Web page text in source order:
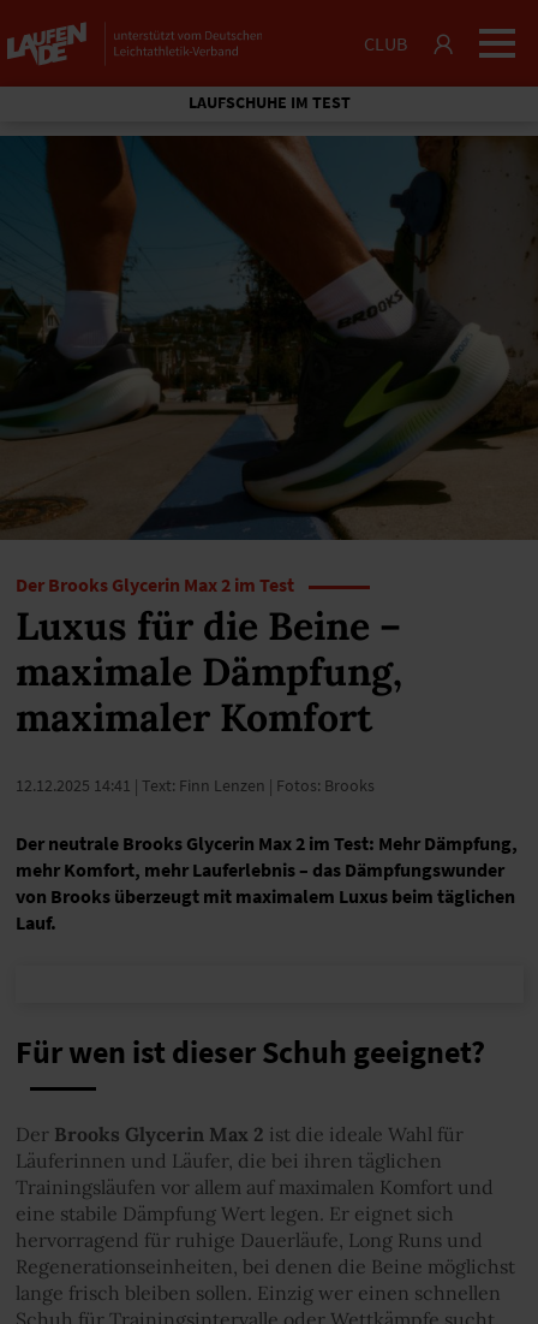
CLUB
LAUFSCHUHE IM TEST
Der Brooks Glycerin Max 2 im Test
Luxus für die Beine –
maximale Dämpfung,
maximaler Komfort
12.12.2025 14:41 | Text: Finn Lenzen | Fotos: Brooks
Der neutrale Brooks Glycerin Max 2 im Test: Mehr Dämpfung,
mehr Komfort, mehr Lauferlebnis – das Dämpfungswunder
von Brooks überzeugt mit maximalem Luxus beim täglichen
Lauf.
Für wen ist dieser Schuh geeignet?
DerBrooks Glycerin Max 2 ist die ideale Wahl für
Läuferinnen und Läufer, die bei ihren täglichen
Trainingsläufen vor allem auf maximalen Komfort und
eine stabile Dämpfung Wert legen. Er eignet sich
hervorragend für ruhige Dauerläufe, Long Runs und
Regenerationseinheiten, bei denen die Beine möglichst
lange frisch bleiben sollen. Einzig wer einen schnellen
Schuh für Trainingsintervalle oder Wettkämpfe sucht,